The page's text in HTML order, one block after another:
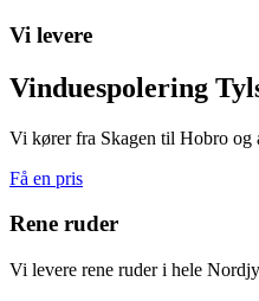
Vi levere
Vinduespolering
Vi kører fra Skagen til Hobro og
Få en pris
Rene ruder
Vi levere rene ruder i hele